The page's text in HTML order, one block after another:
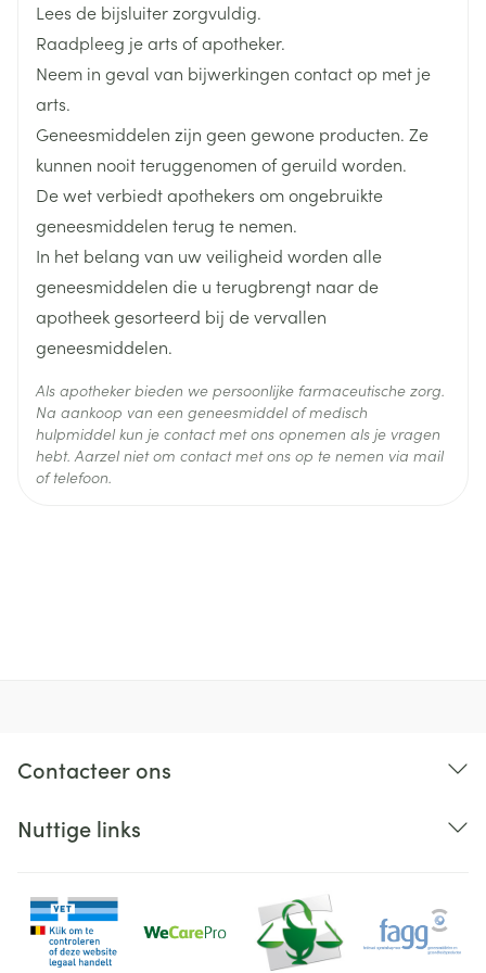
pijn kan voelen in de arm of de hals. De pijn is echt
afkomstig van de hartspier en wijst erop dat een
deel van de spier onvoldoende bloed krijgt voor de
hoeveelheid arbeid die ze moet leveren. TRINIPATCH
is niet geschikt om een plotse aanval van hartkramp
tegen te gaan. In geval van acute angina pectoris is
het nodig om andere vormen van geneesmiddelen,
die sneller werken, te gebruiken.
Diepte 30 mm
Verpakking
30
Actieve
Ingrediënten
nitroglycerine
Behoud Kamertemperatuur (15°C - 25°C)
Lees de bijsluiter zorgvuldig.
Raadpleeg je arts of apotheker.
Neem in geval van bijwerkingen contact op met je
arts.
Geneesmiddelen zijn geen gewone producten. Ze
kunnen nooit teruggenomen of geruild worden.
De wet verbiedt apothekers om ongebruikte
geneesmiddelen terug te nemen.
In het belang van uw veiligheid worden alle
geneesmiddelen die u terugbrengt naar de
apotheek gesorteerd bij de vervallen
geneesmiddelen.
Als apotheker bieden we persoonlijke farmaceutische zorg.
Na aankoop van een geneesmiddel of medisch
hulpmiddel kun je contact met ons opnemen als je vragen
hebt. Aarzel niet om contact met ons op te nemen via mail
of telefoon.
Contacteer ons
Nuttige links